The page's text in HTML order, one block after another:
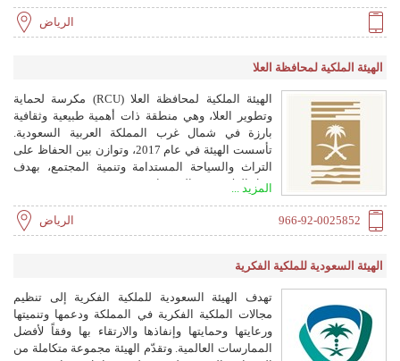
الرياض
الهيئة الملكية لمحافظة العلا
الهيئة الملكية لمحافظة العلا (RCU) مكرسة لحماية
وتطوير العلا، وهي منطقة ذات أهمية طبيعية وثقافية
بارزة في شمال غرب المملكة العربية السعودية.
تأسست الهيئة في عام 2017، وتوازن بين الحفاظ على
التراث والسياحة المستدامة وتنمية المجتمع، بهدف
جعل العلا وجهة عالمية رائدة.
المزيد ...
966-92-0025852 الرياض
الهيئة السعودية للملكية الفكرية
تهدف الهيئة السعودية للملكية الفكرية إلى تنظيم
مجالات الملكية الفكرية في المملكة ودعمها وتنميتها
ورعايتها وحمايتها وإنفاذها والارتقاء بها وفقاً لأفضل
الممارسات العالمية. وتقدّم الهيئة مجموعة متكاملة من